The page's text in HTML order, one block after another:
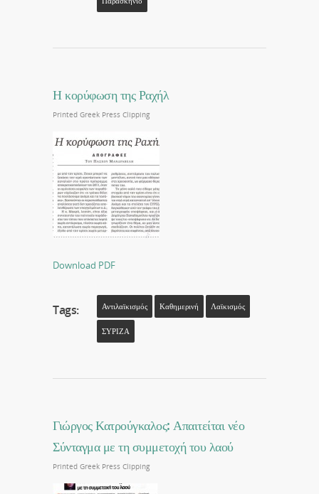
Η κορύφωση της Ραχήλ
Printed Greek Press Clipping
Download PDF
Tags: Αντιλαϊκισμός Καθημερινή Λαϊκισμός
ΣΥΡΙΖΑ
Γιώργος Κατρούγκαλος: Απαιτείται νέο
Σύνταγμα με τη συμμετοχή του λαού
Printed Greek Press Clipping